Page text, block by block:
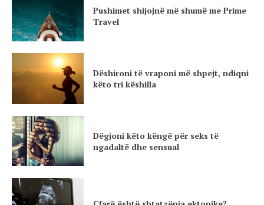
Pushimet shijojnë më shumë me Prime
Travel
Dëshironi të vraponi më shpejt, ndiqni
këto tri këshilla
Dëgjoni këto këngë për seks të
ngadaltë dhe sensual